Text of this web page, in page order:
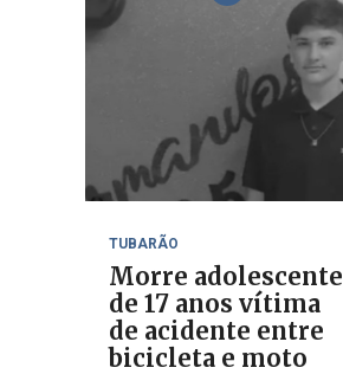
TUBARÃO
Morre adolescente
de 17 anos vítima
de acidente entre
bicicleta e moto